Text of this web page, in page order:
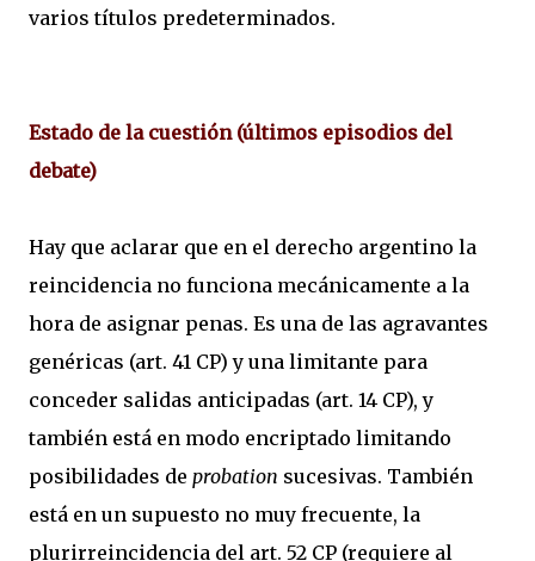
varios títulos predeterminados.
Estado de la cuestión (últimos episodios del
debate)
Hay que aclarar que en el derecho argentino la
reincidencia no funciona mecánicamente a la
hora de asignar penas. Es una de las agravantes
genéricas (art. 41 CP) y una limitante para
conceder salidas anticipadas (art. 14 CP), y
también está en modo encriptado limitando
posibilidades de probation sucesivas. También
está en un supuesto no muy frecuente, la
plurirreincidencia del art. 52 CP (requiere al